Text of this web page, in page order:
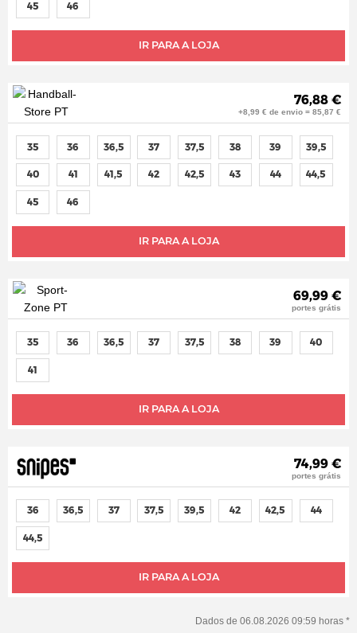
IR PARA A LOJA
45 46
76,88 €
+8,99 € de envio = 85,87 €
IR PARA A LOJA
35 36 36,5 37 37,5 38 39 39,5
40 41 41,5 42 42,5 43 44 44,5
45 46
69,99 €
portes grátis
IR PARA A LOJA
35 36 36,5 37 37,5 38 39 40
41
74,99 €
portes grátis
IR PARA A LOJA
36 36,5 37 37,5 39,5 42 42,5 44
44,5
Dados de 06.08.2026 09:59 horas *